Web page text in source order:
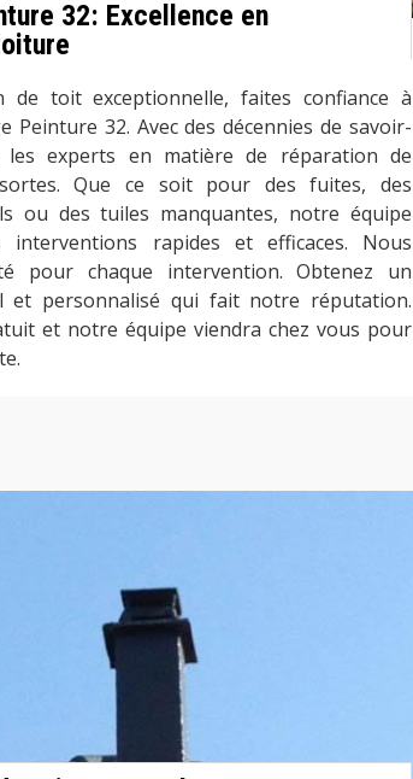
32: Excellence en
de toit exceptionnelle, faites confiance à
Peinture 32. Avec des décennies de savoir-
les experts en matière de réparation de
Que ce soit pour des fuites, des
ou des tuiles manquantes, notre équipe
interventions rapides et efficaces. Nous
pour chaque intervention. Obtenez un
et personnalisé qui fait notre réputation.
et notre équipe viendra chez vous pour